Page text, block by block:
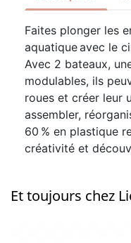
Faites plonger les
aquatique avec le
Avec 2 bateaux,
modulables, ils
roues et créer leur
assembler,
60 % en plastique
créativité et
Et toujours chez